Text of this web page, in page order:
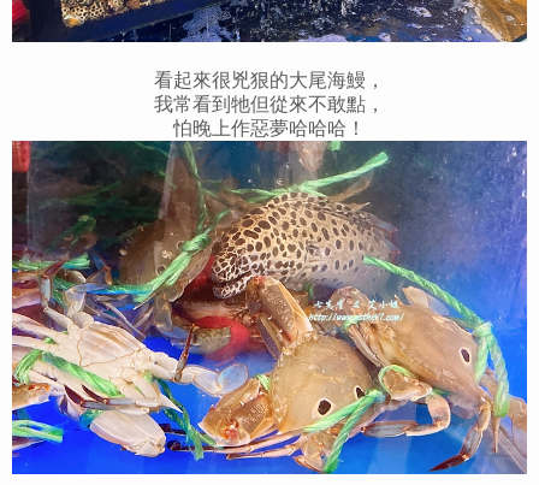
看起來很兇狠的大尾海鰻，
我常看到牠但從來不敢點，
怕晚上作惡夢哈哈哈！